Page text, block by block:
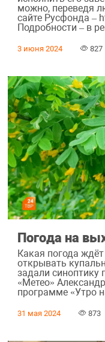
можно, переведя
сайте Русфонда –
Подробности – в
3 июня 2024 827
Погода на
Какая погода
открывать
задали синоптику
«Метео»
программе «Утро
31 мая 2024 873